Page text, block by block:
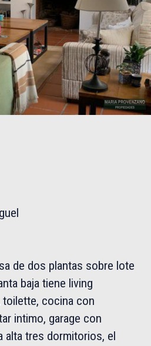
de dos plantas sobre lote
baja tiene living
cocina con
intimo, garage con
alta tres dormitorios, el